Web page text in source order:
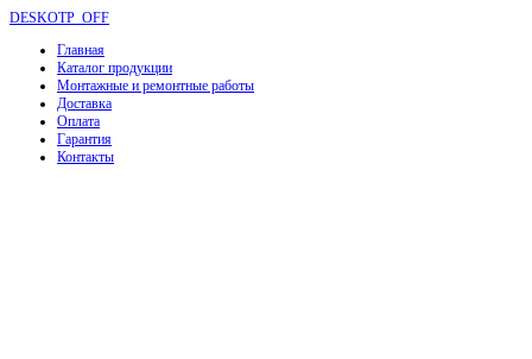
DESKOTP_OFF
Главная
Каталог продукции
Монтажные и ремонтные работы
Доставка
Оплата
Гарантия
Контакты